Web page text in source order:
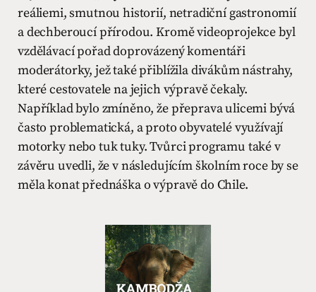
reáliemi, smutnou historií, netradiční gastronomií
a dechberoucí přírodou. Kromě videoprojekce byl
vzdělávací pořad doprovázený komentáři
moderátorky, jež také přiblížila divákům nástrahy,
které cestovatele na jejich výpravě čekaly.
Například bylo zmíněno, že přeprava ulicemi bývá
často problematická, a proto obyvatelé využívají
motorky nebo tuk tuky. Tvůrci programu také v
závěru uvedli, že v následujícím školním roce by se
měla konat přednáška o výpravě do Chile.